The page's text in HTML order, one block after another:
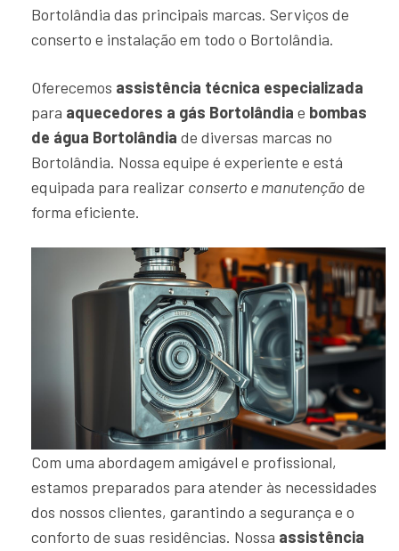
Bortolândia das principais marcas. Serviços de
conserto e instalação em todo o Bortolândia.
Oferecemos assistência técnica especializada
para aquecedores a gás Bortolândia e bombas
de água Bortolândia de diversas marcas no
Bortolândia. Nossa equipe é experiente e está
equipada para realizar conserto e manutenção de
forma eficiente.
Com uma abordagem amigável e profissional,
estamos preparados para atender às necessidades
dos nossos clientes, garantindo a segurança e o
conforto de suas residências. Nossa assistência